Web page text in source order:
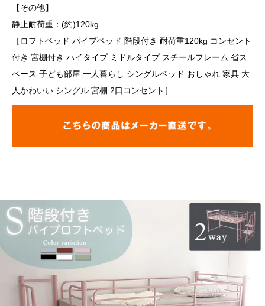
【その他】
静止耐荷重：(約)120kg
［ロフトベッド パイプベッド 階段付き 耐荷重120kg コンセント
付き 宮棚付き ハイタイプ ミドルタイプ スチールフレーム 省ス
ペース 子ども部屋 一人暮らし シングルベッド おしゃれ 家具 大
人かわいい シングル 宮棚 2口コンセント］